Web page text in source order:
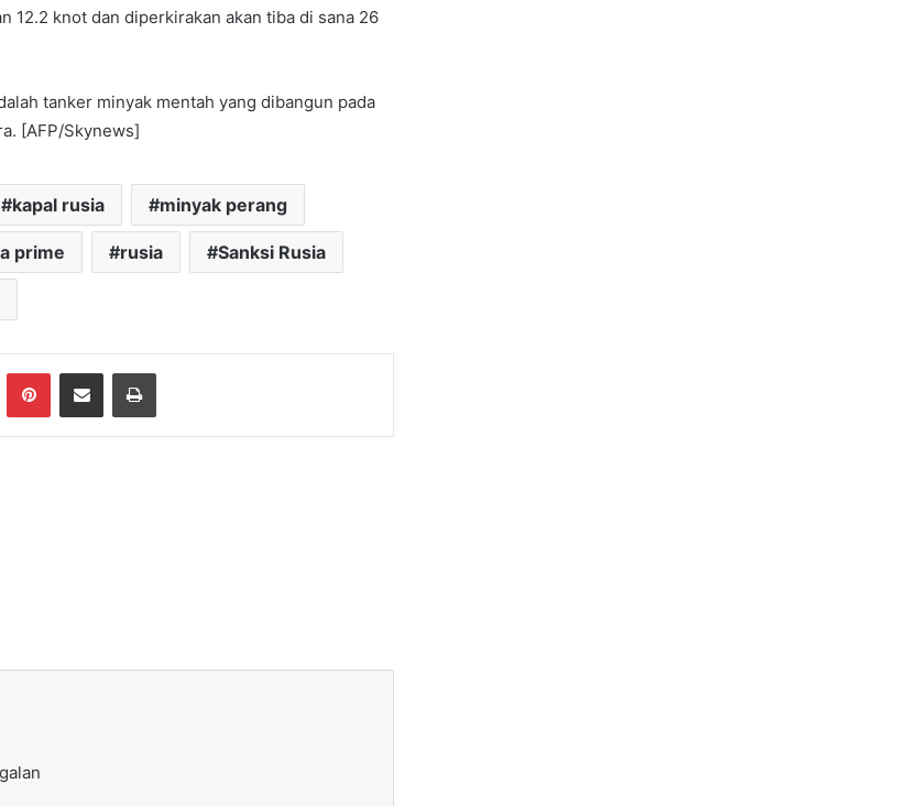
12.2 knot dan diperkirakan akan tiba di sana 26
tanker minyak mentah yang dibangun pada
[AFP/Skynews]
kapal rusia minyak perang
prime rusia Sanksi Rusia
PinterestShare via Email Print